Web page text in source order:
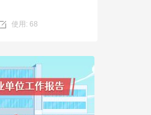
使用: 68
预览